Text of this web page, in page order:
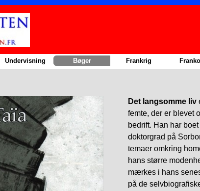
Sauter le menu
▼
Undervisning ▼
Bøger ▼
Frankrig ▼
Det langsomme liv
femte, der er blevet
bedrift. Han har
doktorgrad på
temaer omkring
hans større
mærkes i hans
på de